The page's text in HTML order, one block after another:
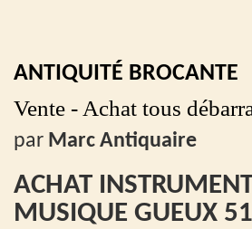
ANTIQUITÉ BROCANTE
Vente - Achat tous
par Marc Antiquaire
ACHAT
MUSIQUE GUEUX